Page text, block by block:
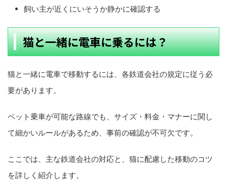
飼い主が近くにいそうか静かに確認する
猫と一緒に電車に乗るには？
猫と一緒に電車で移動するには、各鉄道会社の規定に従う必
要があります。
ペット乗車が可能な路線でも、サイズ・料金・マナーに関し
て細かいルールがあるため、事前の確認が不可欠です。
ここでは、主な鉄道会社の対応と、猫に配慮した移動のコツ
を詳しく紹介します。